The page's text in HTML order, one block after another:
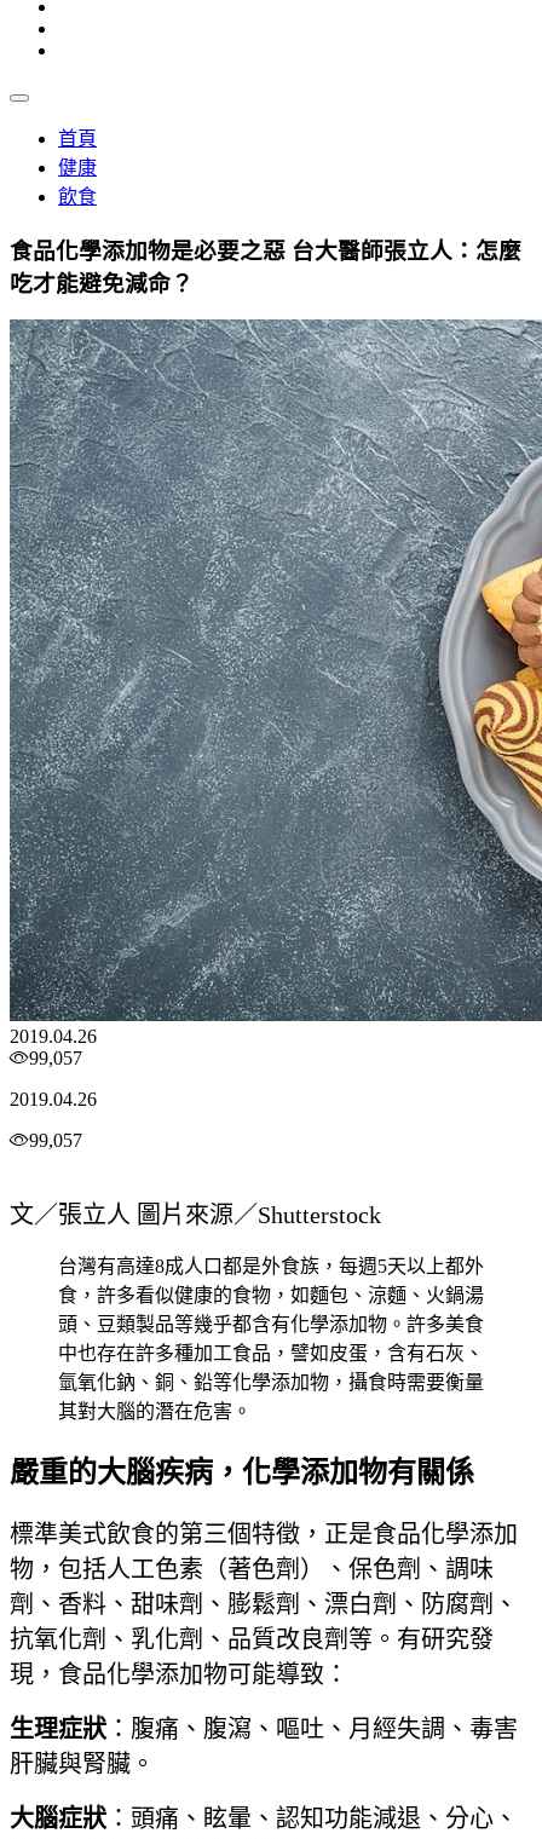
首頁
健康
飲食
食品化學添加物是必要之惡 台大醫師張立人：怎麼
吃才能避免減命？
2019.04.26
99,057
2019.04.26
99,057
文／張立人 圖片來源／Shutterstock
台灣有高達8成人口都是外食族，每週5天以上都外
食，許多看似健康的食物，如麵包、涼麵、火鍋湯
頭、豆類製品等幾乎都含有化學添加物。許多美食
中也存在許多種加工食品，譬如皮蛋，含有石灰、
氫氧化鈉、銅、鉛等化學添加物，攝食時需要衡量
其對大腦的潛在危害。
嚴重的大腦疾病，化學添加物有關係
標準美式飲食的第三個特徵，正是食品化學添加
物，包括人工色素（著色劑）、保色劑、調味
劑、香料、甜味劑、膨鬆劑、漂白劑、防腐劑、
抗氧化劑、乳化劑、品質改良劑等。有研究發
現，食品化學添加物可能導致：
生理症狀 ：腹痛、腹瀉、嘔吐、月經失調、毒害
肝臟與腎臟。
大腦症狀 ：頭痛、眩暈、認知功能減退、分心、